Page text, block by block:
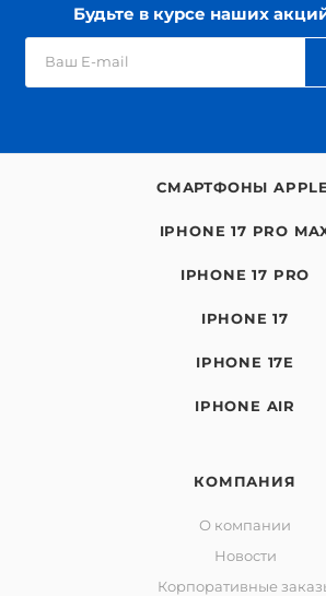
Будьте в курсе наших
СМАРТФОНЫ
IPHONE 17 PRO
IPHONE 17 PRO
IPHONE 17
IPHONE 17E
IPHONE AIR
КОМПАНИЯ
О компании
Новости
Корпоративные